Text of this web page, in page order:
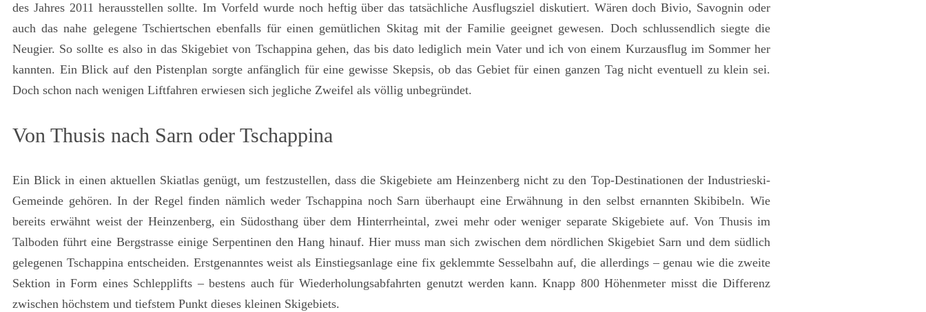
des Jahres 2011 herausstellen sollte. Im Vorfeld wurde noch heftig über das tatsächliche Ausflugsziel diskutiert. Wären doch Bivio, Savognin oder
auch das nahe gelegene Tschiertschen ebenfalls für einen gemütlichen Skitag mit der Familie geeignet gewesen. Doch schlussendlich siegte die
Neugier. So sollte es also in das Skigebiet von Tschappina gehen, das bis dato lediglich mein Vater und ich von einem Kurzausflug im Sommer her
kannten. Ein Blick auf den Pistenplan sorgte anfänglich für eine gewisse Skepsis, ob das Gebiet für einen ganzen Tag nicht eventuell zu klein sei.
Doch schon nach wenigen Liftfahren erwiesen sich jegliche Zweifel als völlig unbegründet.
Von Thusis nach Sarn oder Tschappina
Ein Blick in einen aktuellen Skiatlas genügt, um festzustellen, dass die Skigebiete am Heinzenberg nicht zu den Top-Destinationen der Industrieski-
Gemeinde gehören. In der Regel finden nämlich weder Tschappina noch Sarn überhaupt eine Erwähnung in den selbst ernannten Skibibeln. Wie
bereits erwähnt weist der Heinzenberg, ein Südosthang über dem Hinterrheintal, zwei mehr oder weniger separate Skigebiete auf. Von Thusis im
Talboden führt eine Bergstrasse einige Serpentinen den Hang hinauf. Hier muss man sich zwischen dem nördlichen Skigebiet Sarn und dem südlich
gelegenen Tschappina entscheiden. Erstgenanntes weist als Einstiegsanlage eine fix geklemmte Sesselbahn auf, die allerdings – genau wie die zweite
Sektion in Form eines Schlepplifts – bestens auch für Wiederholungsabfahrten genutzt werden kann. Knapp 800 Höhenmeter misst die Differenz
zwischen höchstem und tiefstem Punkt dieses kleinen Skigebiets.